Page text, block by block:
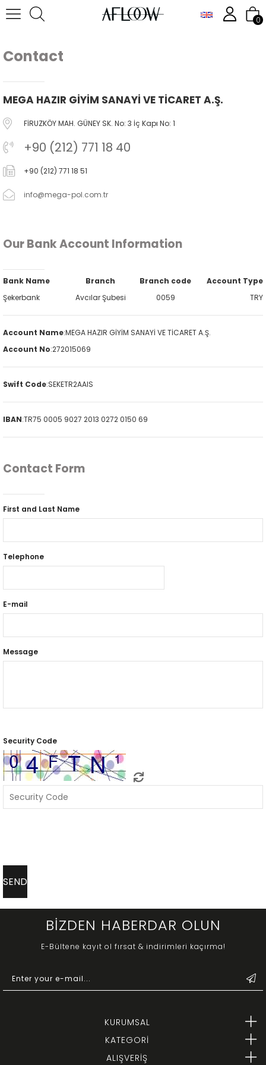
0
Contact
MEGA HAZIR GİYİM SANAYİ VE TİCARET A.Ş.
FİRUZKÖY MAH. GÜNEY SK. No: 3 İç Kapı No: 1
+90 (212) 771 18 40
+90 (212) 771 18 51
info@mega-pol.com.tr
Our Bank Account Information
Bank Name
Şekerbank
Branch
Avcılar Şubesi
Branch code
0059
Account Type
TRY
Account Name:MEGA HAZIR GİYİM SANAYİ VE TİCARET A.Ş.
Account No:272015069
Swift Code:SEKETR2AAIS
IBAN:TR75 0005 9027 2013 0272 0150 69
Contact Form
First and Last Name
Telephone
E-mail
Message
Security Code
BİZDEN HABERDAR OLUN
E-Bültene kayıt ol fırsat & indirimleri kaçırma!
KURUMSAL
KATEGORİ
ALIŞVERİŞ